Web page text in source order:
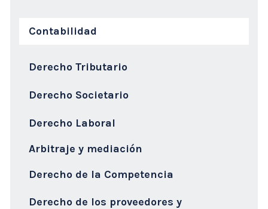
Contabilidad
Derecho Tributario
Derecho Societario
Derecho Laboral
Arbitraje y mediación
Derecho de la Competencia
Derecho de los proveedores y